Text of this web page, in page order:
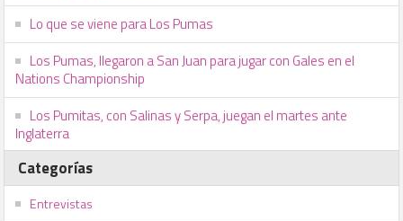
Lo que se viene para Los Pumas
Los Pumas, llegaron a San Juan para jugar con Gales en el
Nations Championship
Los Pumitas, con Salinas y Serpa, juegan el martes ante
Inglaterra
Categorías
Entrevistas